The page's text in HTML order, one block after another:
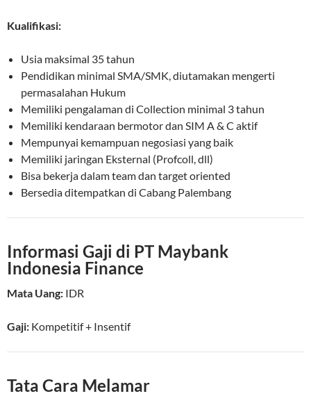
Kualifikasi:
Usia maksimal 35 tahun
Pendidikan minimal SMA/SMK, diutamakan mengerti
permasalahan Hukum
Memiliki pengalaman di Collection minimal 3 tahun
Memiliki kendaraan bermotor dan SIM A & C aktif
Mempunyai kemampuan negosiasi yang baik
Memiliki jaringan Eksternal (Profcoll, dll)
Bisa bekerja dalam team dan target oriented
Bersedia ditempatkan di Cabang Palembang
Informasi Gaji di PT Maybank
Indonesia Finance
Mata Uang: IDR
Gaji: Kompetitif+ Insentif
Tata Cara Melamar